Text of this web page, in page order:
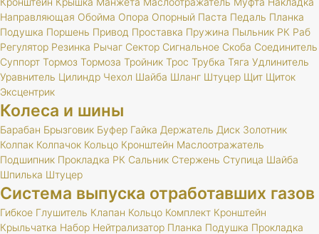
Направляющая Обойма Опора Опорный Паста Педаль Планка
Подушка Поршень Привод Проставка Пружина Пыльник РК Раб
Регулятор Резинка Рычаг Сектор Сигнальное Скоба Соединитель
Суппорт Тормоз Тормоза Тройник Трос Трубка Тяга Удлинитель
Уравнитель Цилиндр Чехол Шайба Шланг Штуцер Щит Щиток
Эксцентрик
Колеса и шины
Барабан Брызговик Буфер Гайка Держатель Диск Золотник
Колпак Колпачок Кольцо Кронштейн Маслоотражатель
Подшипник Прокладка РК Сальник Стержень Ступица Шайба
Шпилька Штуцер
Система выпуска отработавших газов
Гибкое Глушитель Клапан Кольцо Комплект Кронштейн
Крыльчатка Набор Нейтрализатор Планка Подушка Прокладка